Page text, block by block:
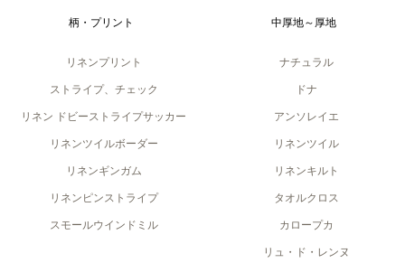
柄・プリント
リネンプリント
ストライプ、チェック
リネン ドビーストライプサッカー
リネンツイルボーダー
リネンギンガム
リネンピンストライプ
スモールウインドミル
中厚地～厚地
ナチュラル
ドナ
アンソレイエ
リネンツイル
リネンキルト
タオルクロス
カロープカ
リュ・ド・レンヌ